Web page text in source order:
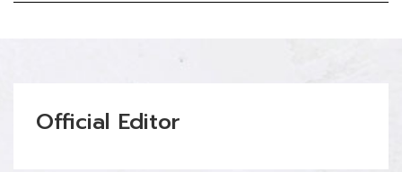
Official Editor